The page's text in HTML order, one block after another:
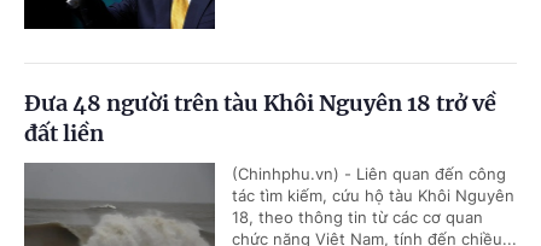
Đưa 48 người trên tàu Khôi Nguyên 18 trở về
đất liền
(Chinhphu.vn) - Liên quan đến công
tác tìm kiếm, cứu hộ tàu Khôi Nguyên
18, theo thông tin từ các cơ quan
chức năng Việt Nam, tính đến chiều...